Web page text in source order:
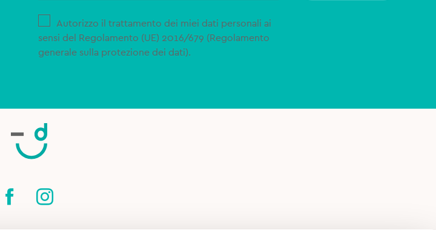
Autorizzo il trattamento dei miei dati personali ai
sensi del Regolamento (UE) 2016/679 (Regolamento
generale sulla protezione dei dati).